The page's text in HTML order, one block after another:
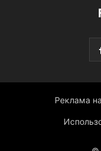
Реклама